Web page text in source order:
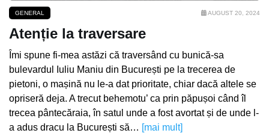
GENERAL AUGUST 20, 2024
Atenție la traversare
Îmi spune fi-mea astăzi că traversând cu bunică-sa
bulevardul Iuliu Maniu din București pe la trecerea de
pietoni, o mașină nu le-a dat prioritate, chiar dacă altele se
opriseră deja. A trecut behemotu’ ca prin păpușoi când îl
trecea pântecăraia, în satul unde a fost avortat și de unde l-
a adus dracu la București să… [mai mult]